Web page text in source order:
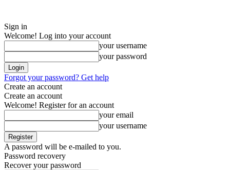
Sign in
Welcome! Log into your account
your username
your password
Forgot your password? Get help
Create an account
Create an account
Welcome! Register for an account
your email
your username
A password will be e-mailed to you.
Password recovery
Recover your password